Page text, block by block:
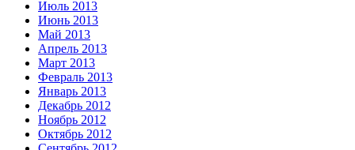
Июль 2013
Июнь 2013
Май 2013
Апрель 2013
Март 2013
Февраль 2013
Январь 2013
Декабрь 2012
Ноябрь 2012
Октябрь 2012